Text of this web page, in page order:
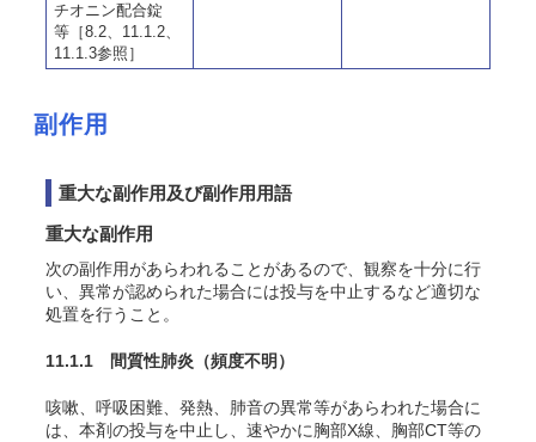
チオニン配合錠
等［8.2、11.1.2、
11.1.3参照］
副作用
重大な副作用及び副作用用語
重大な副作用
次の副作用があらわれることがあるので、観察を十分に行
い、異常が認められた場合には投与を中止するなど適切な
処置を行うこと。
11.1.1 間質性肺炎 （頻度不明）
咳嗽、呼吸困難、発熱、肺音の異常等があらわれた場合に
は、本剤の投与を中止し、速やかに胸部X線、胸部CT等の